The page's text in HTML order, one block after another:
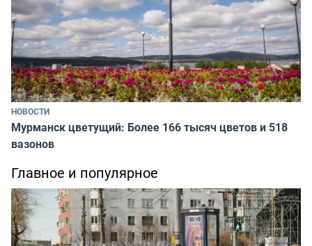
НОВОСТИ
Мурманск цветущий: Более 166 тысяч цветов и 518
вазонов
Главное и популярное